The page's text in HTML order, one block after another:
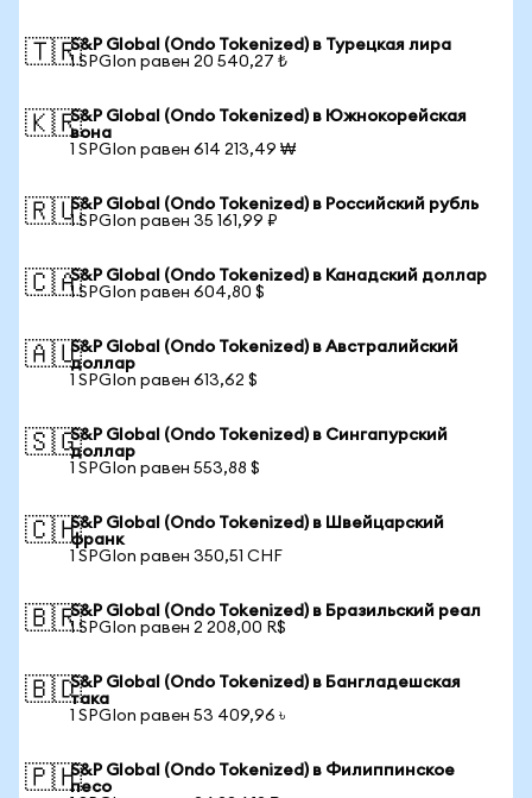
🇹🇷S&P Global (Ondo Tokenized) в Турецкая лира
1 SPGIon равен 20 540,27 ₺
🇰🇷S&P Global (Ondo Tokenized) в Южнокорейская
вона
1 SPGIon равен 614 213,49 ₩
🇷🇺S&P Global (Ondo Tokenized) в Российский рубль
1 SPGIon равен 35 161,99 ₽
🇨🇦S&P Global (Ondo Tokenized) в Канадский доллар
1 SPGIon равен 604,80 $
🇦🇺S&P Global (Ondo Tokenized) в Австралийский
доллар
1 SPGIon равен 613,62 $
🇸🇬S&P Global (Ondo Tokenized) в Сингапурский
доллар
1 SPGIon равен 553,88 $
🇨🇭S&P Global (Ondo Tokenized) в Швейцарский
франк
1 SPGIon равен 350,51 CHF
🇧🇷S&P Global (Ondo Tokenized) в Бразильский реал
1 SPGIon равен 2 208,00 R$
🇧🇩S&P Global (Ondo Tokenized) в Бангладешская
така
1 SPGIon равен 53 409,96 ৳
🇵🇭S&P Global (Ondo Tokenized) в Филиппинское
песо